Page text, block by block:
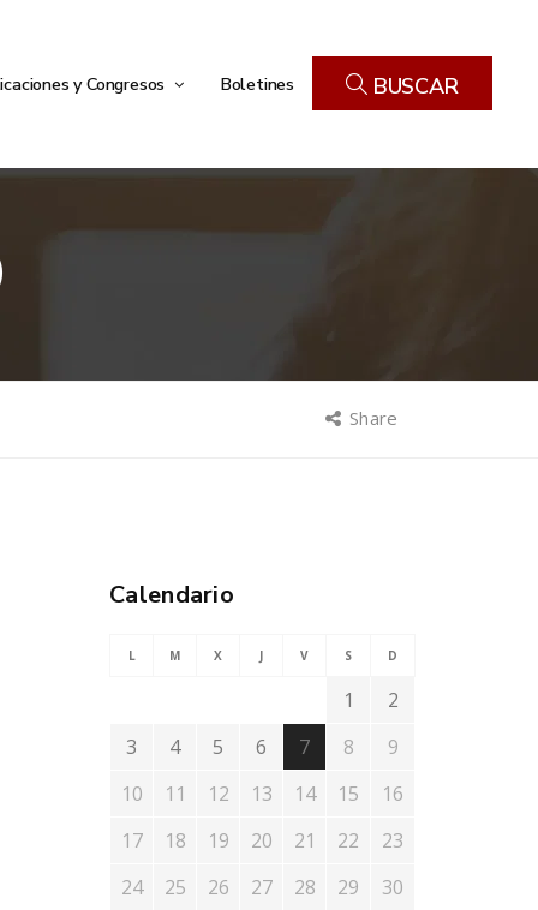
y Congresos Boletines BUSCAR
Share
Calendario
L M X J V S D
1
2
3
4 5 6 7 8
9
10
11 12 13 14 15
16
17
18 19 20 21 22
23
24
25 26 27 28 29
30